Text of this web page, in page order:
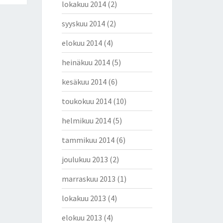
lokakuu 2014(2)
syyskuu 2014(2)
elokuu 2014(4)
heinäkuu 2014(5)
kesäkuu 2014(6)
toukokuu 2014(10)
helmikuu 2014(5)
tammikuu 2014(6)
joulukuu 2013 (2)
marraskuu 2013 (1)
lokakuu 2013 (4)
elokuu 2013 (4)